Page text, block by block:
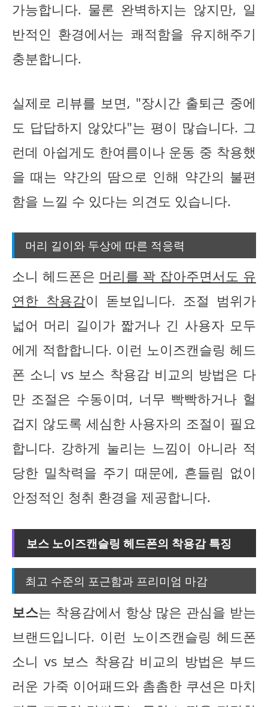
가능합니다. 물론 완벽하지는 않지만, 일
반적인 환경에서는 쾌적함을 유지해주기
충분합니다.
실제로 리뷰를 보면, "장시간 출퇴근 중에
도 답답하지 않았다"는 평이 많습니다. 그
런데 아쉽게도 한여름이나 운동 중 착용했
을 때는 약간의 땀으로 인해 약간의 불편
함을 느낄 수 있다는 의견도 있습니다.
머리 길이와 두상에 따른 적응력
소니 헤드폰은 머리를 꽉 잡아주면서도 유
연한 착용감이 돋보입니다. 조절 범위가
넓어 머리 길이가 짧거나 긴 사용자 모두
에게 적합합니다. 이런 노이즈캔슬링 헤드
폰 소니 vs 보스 착용감 비교의 방법은 다
만 조절은 수동이며, 너무 빡빡하거나 헐
겁지 않도록 세심한 사용자의 조절이 필요
합니다. 강하게 눌리는 느낌이 아니라 적
당한 밀착력을 주기 때문에, 흔들림 없이
안정적인 청취 환경을 제공합니다.
보스 노이즈캔슬링 헤드폰의 착용감 특징
최고 수준의 포근함과 프리미엄 마감
보스는 착용감에서 항상 많은 관심을 받는
브랜드입니다. 이런 노이즈캔슬링 헤드폰
소니 vs 보스 착용감 비교의 방법은 부드
러운 가죽 이어패드와 촘촘한 쿠션은 마치